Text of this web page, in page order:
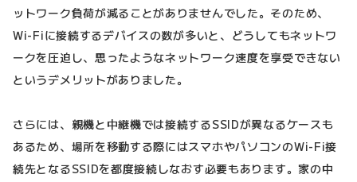
ットワーク負荷が減ることがありませんでした。そのため、
Wi-Fiに接続するデバイスの数が多いと、どうしてもネットワ
ークを圧迫し、思ったようなネットワーク速度を享受できない
というデメリットがありました。
さらには、親機と中継機では接続するSSIDが異なるケースも
あるため、場所を移動する際にはスマホやパソコンのWi-Fi接
続先となるSSIDを都度接続しなおす必要もあります。家の中